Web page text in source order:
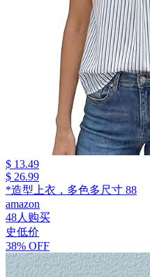
$ 13.49
$ 26.99
*造型上衣，多色多尺寸 88
amazon
48人购买
史低价
38% OFF